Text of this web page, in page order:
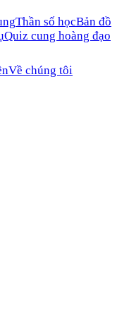
Thần số họcBản đồ
Quiz cung hoàng đạo
Về chúng tôi